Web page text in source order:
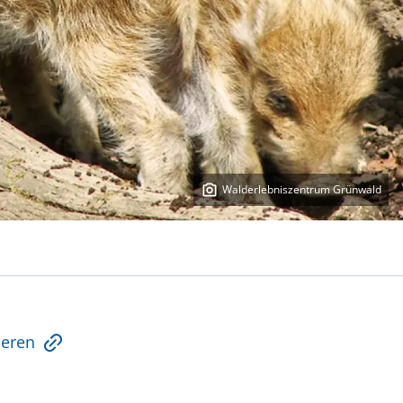
Walderlebniszentrum Grünwald